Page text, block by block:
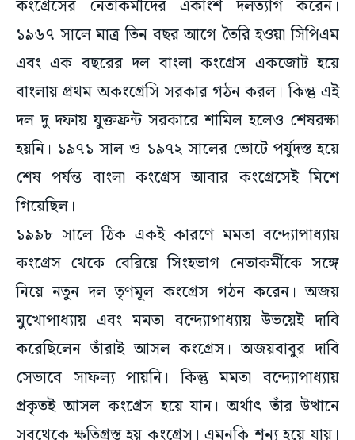
এবং এক বছরের দল বাংলা কংগ্রেস একজোট হয়ে
বাংলায় প্রথম অকংগ্রেসি সরকার গঠন করল। কিন্তু এই
দল দু দফায় যুক্তফ্রন্ট সরকারে শামিল হলেও শেষরক্ষা
হয়নি। ১৯৭১ সাল ও ১৯৭২ সালের ভোটে পর্যুদস্ত হয়ে
শেষ পর্যন্ত বাংলা কংগ্রেস আবার কংগ্রেসেই মিশে
গিয়েছিল।
১৯৯৮ সালে ঠিক একই কারণে মমতা বন্দ্যোপাধ্যায়
কংগ্রেস থেকে বেরিয়ে সিংহভাগ নেতাকর্মীকে সঙ্গে
নিয়ে নতুন দল তৃণমূল কংগ্রেস গঠন করেন। অজয়
মুখোপাধ্যায় এবং মমতা বন্দ্যোপাধ্যায় উভয়েই দাবি
করেছিলেন তাঁরাই আসল কংগ্রেস। অজয়বাবুর দাবি
সেভাবে সাফল্য পায়নি। কিন্তু মমতা বন্দ্যোপাধ্যায়
প্রকৃতই আসল কংগ্রেস হয়ে যান। অর্থাৎ তাঁর উত্থানে
সবথেকে ক্ষতিগ্রস্ত হয় কংগ্রেস। এমনকি শূন্য হয়ে যায়।
তৃণমূল তিনবার সরকার গঠন করে।